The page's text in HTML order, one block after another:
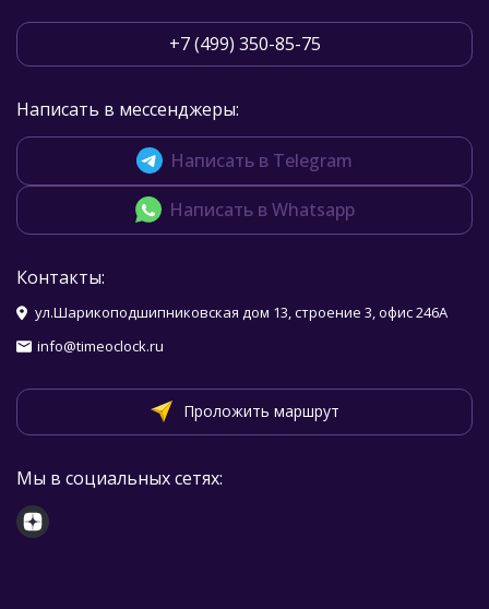
+7 (499) 350-85-75
Написать в мессенджеры:
Написать в Telegram
Написать в Whatsapp
Контакты:
ул.Шарикоподшипниковская дом 13, строение 3, офис 246А
info@timeoclock.ru
Проложить маршрут
Мы в социальных сетях: